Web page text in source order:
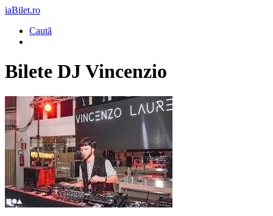
iaBilet.ro
Caută
Bilete DJ Vincenzio